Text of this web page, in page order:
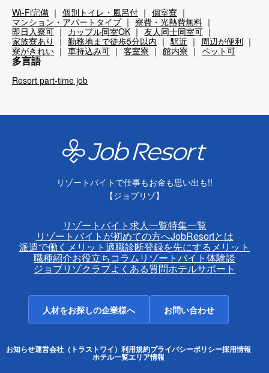
Wi-Fi完備 個別トイレ・風呂付
個室寮
マンション・アパートタイプ
寮費・光熱費無料
即日入寮可
カップル同室OK
友人同士同室可
家族寮あり
勤務地まで徒歩5分以内 駅近
周辺が便利
寮がきれい
車持込み可 客室寮 館内寮 ペット可
多言語
Resort part-time job
リゾートバイトで仕事もお金も思い出も!!
【ジョブリゾ】
リゾートバイト求人一覧特集一覧
リゾートバイトが初めての方へJobResortとは
派遣で働くメリット適職診断登録を先にするメリット
職種紹介お役立ちコラムリゾートバイト体験談
ジョブリゾクラブよくある質問ホテルサポート
人材をお探しの企業様へ お問い合わせ
お知らせ運営会社（トラストワイ） 利用規約プライバシーポリシー採用情報
ホテル一覧エリア情報